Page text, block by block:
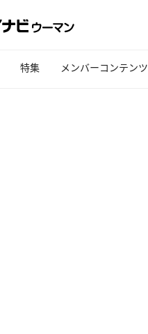
特集 メンバーコンテンツ